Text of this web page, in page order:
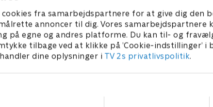
fra samarbejdspartnere for at give dig den
annoncer til dig. Vores samarbejdspartnere
på egne og andres platforme. Du kan til- og
tilbage ved at klikke på ’Cookie-indstillinger’ i
dine oplysninger i TV 2s privatlivspolitik.